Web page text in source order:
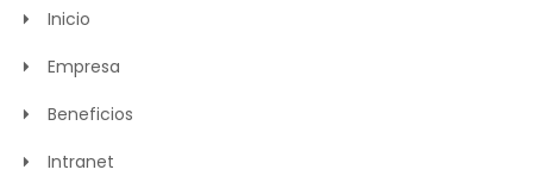
Inicio
Empresa
Beneficios
Intranet